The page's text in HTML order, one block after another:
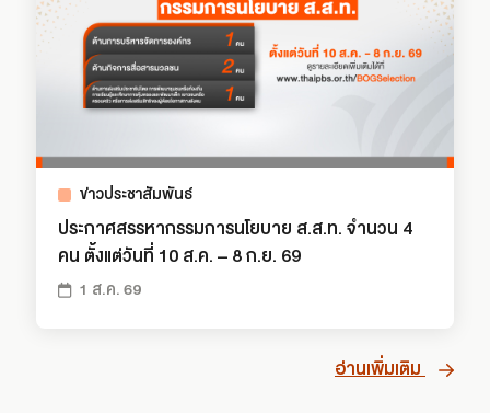
ข่าวประชาสัมพันธ์
ประกาศสรรหากรรมการนโยบาย ส.ส.ท. จำนวน 4
คน ตั้งแต่วันที่ 10 ส.ค. – 8 ก.ย. 69
1 ส.ค. 69
อ่านเพิ่มเติม